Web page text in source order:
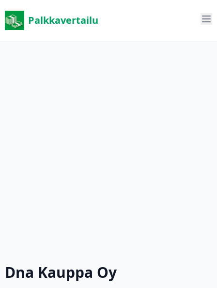
Palkkavertailu
Dna Kauppa Oy